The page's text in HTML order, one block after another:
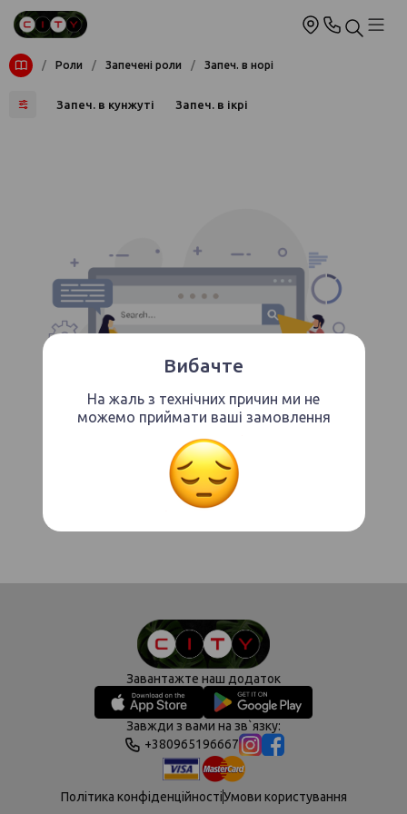
Вибачте
На жаль з технічних причин ми не
можемо приймати ваші замовлення
Запеч. в кунжуті Запеч. в ікрі
/ Роли / Запечені роли / Запеч. в норі
Товар який ви шукаєте не знайдено
Зробіть своє перше замовлення,
перейшовши в каталог
Завантажте наш додаток
Завжди з вами на зв`язку:
+380965196667
Політика конфіденційностіУмови користування